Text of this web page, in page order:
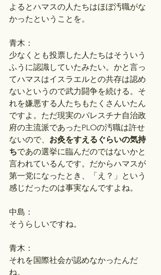
よるとハマスの人たちはほぼ汚職がな
かったということを。
青木：
少なくとも投票した人たちはそういう
ふうに認識していたみたい。かと言っ
てハマスはイスラエルとの共存は認め
ないというので武力闘争を続ける。そ
れを嫌悪する人たちもたくさんいたん
ですよ。ただ現実のパレスチナ自治政
府の主流派であったPLOの汚職は許せ
ないので、 お灸をすえるぐらいの気持
ちであの選挙に臨んだのではないかと
言われているんです。だからハマスが
第一党になったとき、「え？」という
感じだったのは事実なんですよね。
中島：
そうらしいですね。
青木：
それを国際社会が認めなかったんだ
ね。